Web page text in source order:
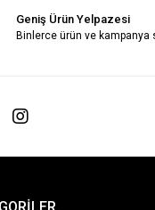
Geniş Ürün Yelpazesi
Binlerce ürün ve kampanya